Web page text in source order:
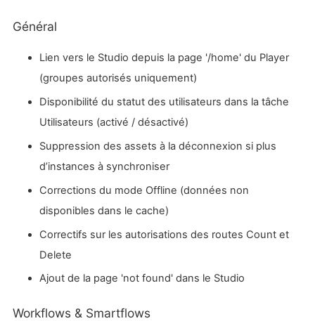
Général
Lien vers le Studio depuis la page '/home' du Player
(groupes autorisés uniquement)
Disponibilité du statut des utilisateurs dans la tâche
Utilisateurs (activé / désactivé)
Suppression des assets à la déconnexion si plus
d’instances à synchroniser
Corrections du mode Offline (données non
disponibles dans le cache)
Correctifs sur les autorisations des routes Count et
Delete
Ajout de la page 'not found' dans le Studio
Workflows & Smartflows